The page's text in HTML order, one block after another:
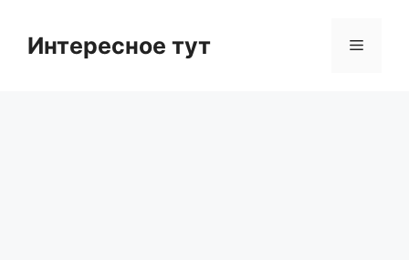
contentИнтересное тут Menu